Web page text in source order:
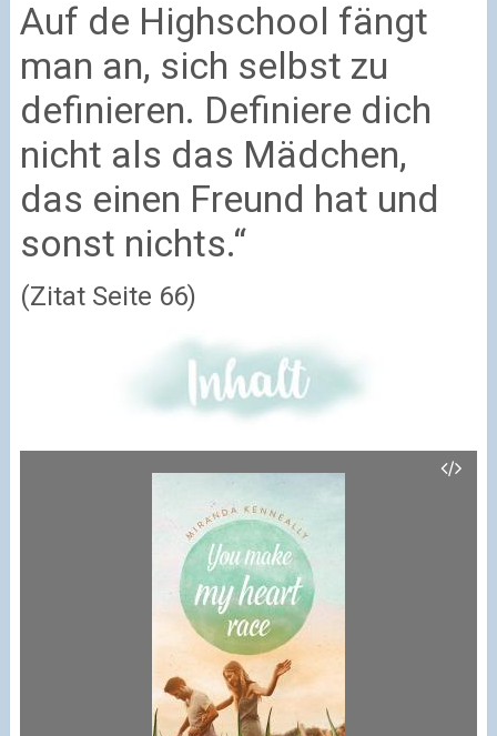
Auf de Highschool fängt
man an, sich selbst zu
definieren. Definiere dich
nicht als das Mädchen,
das einen Freund hat und
sonst nichts.“
(Zitat Seite 66)